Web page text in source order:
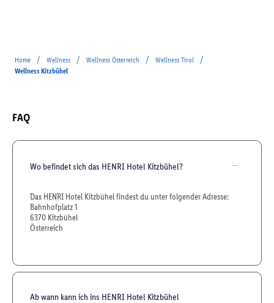
Home / Wellness / Wellness Österreich / Wellness Tirol /
Wellness Kitzbühel
FAQ
Wo befindet sich das HENRI Hotel Kitzbühel?
Das HENRI Hotel Kitzbühel findest du unter folgender Adresse:
Bahnhofplatz 1
6370 Kitzbühel
Österreich
Ab wann kann ich ins HENRI Hotel Kitzbühel